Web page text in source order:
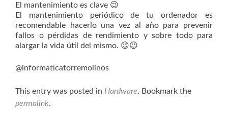
El mantenimiento es clave 😉
El mantenimiento periódico de tu ordenador es
recomendable hacerlo una vez al año para prevenir
fallos o pérdidas de rendimiento y sobre todo para
alargar la vida útil del mismo. 😉😉
@informaticatorremolinos
This entry was posted in Hardware. Bookmark the
permalink.